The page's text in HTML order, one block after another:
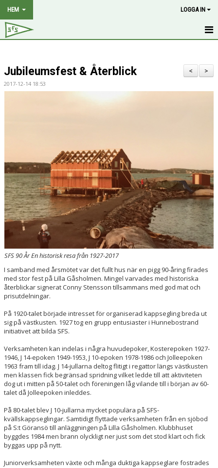
HEM LOGGA IN
NYHETER
OM KLUBBEN
KALENDER
BILDGALLERI
DOKUMENT
FJORDVINDEN
UTMÄRKELSER
KLUBBHUS
SPONSORER
>
<
Jubileumsfest & Återblick
2017-12-14 18:53
SFS 90 År En historisk resa från 1927-2017
I samband med årsmötet var det fullt hus när en pigg 90-åring firades
med stor fest på Lilla Gåsholmen. Mingel varvades med historiska
återblickar signerat Conny Stensson tillsammans med god mat och
prisutdelningar.
På 1920-talet började intresset för organiserad kappsegling breda ut
sig på västkusten. 1927 tog en grupp entusiaster i Hunnebostrand
initiativet att bilda SFS.
Verksamheten kan indelas i några huvudepoker, Kosterepoken 1927-
1946, J 14-epoken 1949-1953, J 10-epoken 1978-1986 och Jolleepoken
1963 fram till idag. J 14-jullarna deltog flitigt i regattor längs västkusten
men klassen fick begränsad spridning vilket ledde till att aktiviteten
dog ut i mitten på 50-talet och föreningen låg vilande till i början av 60-
talet då Jolleepoken inleddes.
På 80-talet blev J 10-jullarna mycket populära på SFS-
kvällskappseglingar. Samtidigt flyttade verksamheten från en sjöbod
på S:t Göransö till anläggningen på Lilla Gåsholmen. Klubbhuset
byggdes 1984 men brann olyckligt ner just som det stod klart och fick
byggas upp på nytt.
Juniorverksamheten växte och många duktiga kappseglare fostrades